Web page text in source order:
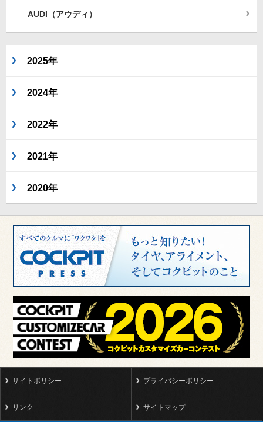
AUDI（アウディ）
2025年
2024年
2022年
2021年
2020年
サイトポリシー プライバシーポリシー
リンク サイトマップ